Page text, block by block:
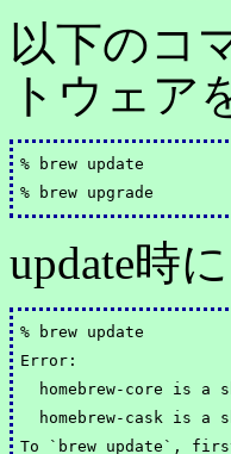
以下のコ
トウェア
% brew update
update時
% brew update
Error:
homebrew-core is a
homebrew-cask is a
To `brew update`,